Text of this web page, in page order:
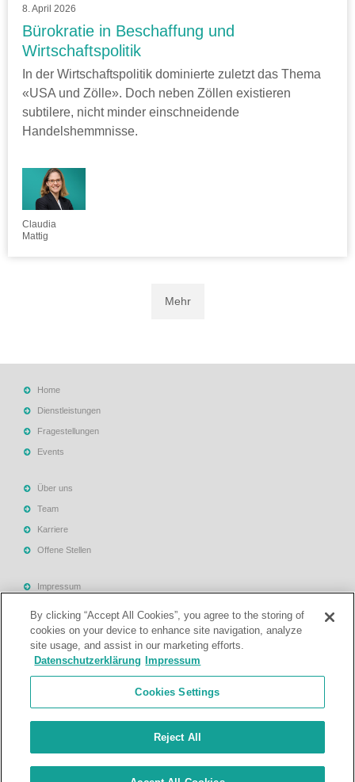
8. April 2026
Bürokratie in Beschaffung und
Wirtschaftspolitik
In der Wirtschaftspolitik dominierte zuletzt das Thema
«USA und Zölle». Doch neben Zöllen existieren
subtilere, nicht minder einschneidende
Handelshemmnisse.
Claudia
Mattig
Mehr
Home
Dienstleistungen
Fragestellungen
Events
Über uns
Team
Karriere
Offene Stellen
Impressum
Datenschutzerklärung
Rechtliche Hinweise
By clicking “Accept All Cookies”, you agree to the storing of
cookies on your device to enhance site navigation, analyze
site usage, and assist in our marketing efforts.
Datenschutzerklärung
Impressum
Cookies Settings
Reject All